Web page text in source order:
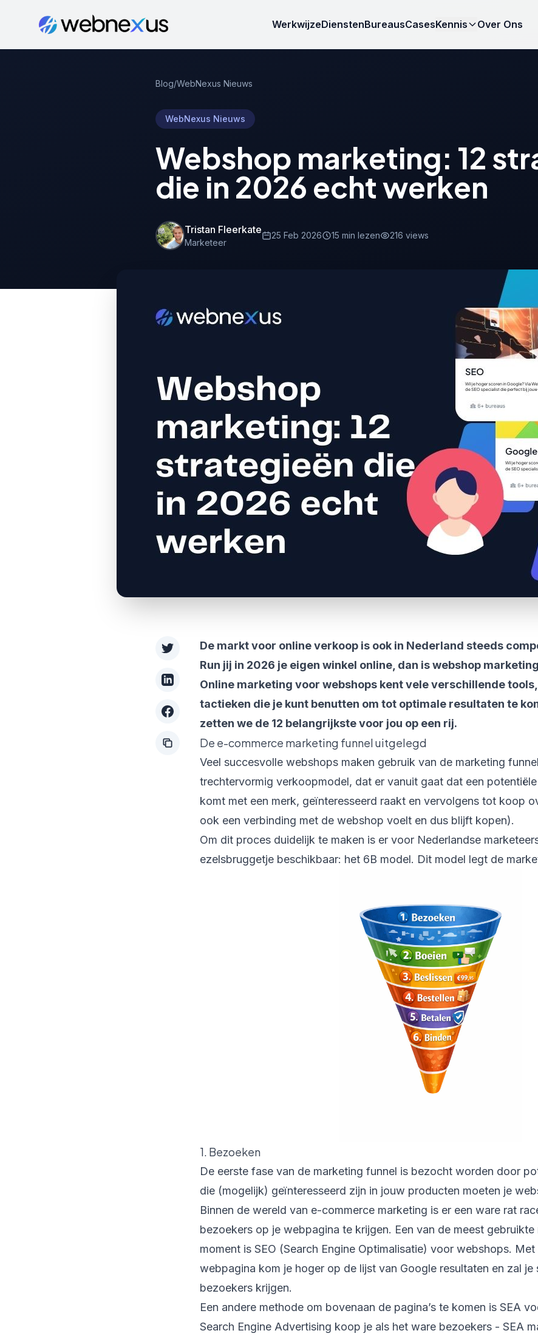
WerkwijzeDienstenBureausCasesKennis Over Ons
Blog/WebNexus Nieuws
WebNexus Nieuws
Webshop marketing: 12
die in 2026 echt werken
Tristan Fleerkate
Marketeer
25 Feb 2026 15 min lezen 216 views
De markt voor online verkoop is ook in Nederland steeds
Run jij in 2026 je eigen winkel online, dan is webshop
Online marketing voor webshops kent vele verschillende
tactieken die je kunt benutten om tot optimale resultaten te
zetten we de 12 belangrijkste voor jou op een rij.
De e-commerce marketing funnel uitgelegd
Veel succesvolle webshops maken gebruik van de marketing
trechtervormig verkoopmodel, dat er vanuit gaat dat een
komt met een merk, geïnteresseerd raakt en vervolgens tot koop
ook een verbinding met de webshop voelt en dus blijft kopen).
Om dit proces duidelijk te maken is er voor Nederlandse
ezelsbruggetje beschikbaar: het 6B model. Dit model legt de
1. Bezoeken
De eerste fase van de marketing funnel is bezocht worden door
die (mogelijk) geïnteresseerd zijn in jouw producten moeten je
Binnen de wereld van e-commerce marketing is er een ware rat
bezoekers op je webpagina te krijgen. Een van de meest
moment is SEO (Search Engine Optimalisatie) voor webshops.
webpagina kom je hoger op de lijst van Google resultaten en zal je
bezoekers krijgen.
Een andere methode om bovenaan de pagina’s te komen is SEA
Search Engine Advertising koop je als het ware bezoekers - SEA